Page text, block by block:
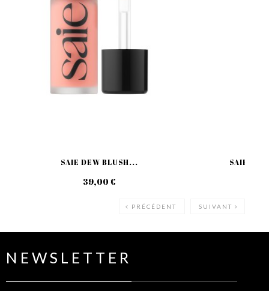
SAIE DEW BLUSH...
39,00 €
SAIE
PRÉCÉDENT SUIVANT
NEWSLETTER